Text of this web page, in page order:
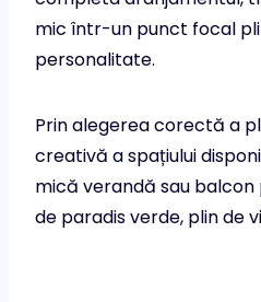
mic într-un punct focal
personalitate.
Prin alegerea corectă a
creativă a spațiului
mică verandă sau
de paradis verde, plin de